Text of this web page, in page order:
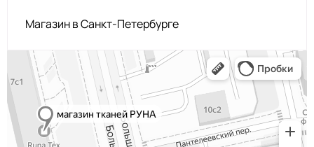
Магазин в Санкт-Петербурге